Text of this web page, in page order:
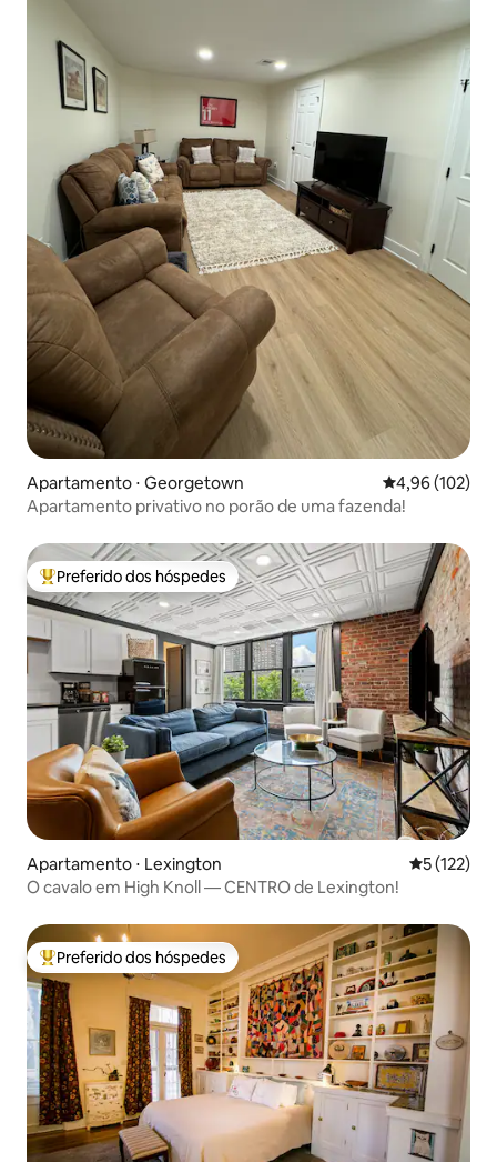
Apartamento ⋅ Georgetown 4,96 de uma
4,96 (102)
Apartamento privativo no porão de uma fazenda!
Entre os melhores preferidos dos hóspedes
Preferido dos hóspedes
Apartamento ⋅ Lexington 5 de uma
5 (122)
O cavalo em High Knoll — CENTRO de Lexington!
Entre os melhores preferidos dos hóspedes
Preferido dos hóspedes